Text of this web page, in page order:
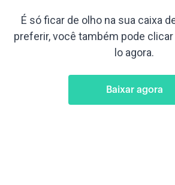
É só ficar de olho na sua caixa
preferir, você também pode
lo agora.
Baixar agora